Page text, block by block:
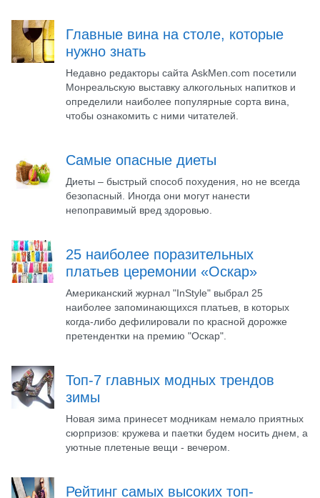
Главные вина на столе, которые
нужно знать
Недавно редакторы сайта AskMen.com посетили
Монреальскую выставку алкогольных напитков и
определили наиболее популярные сорта вина,
чтобы ознакомить с ними читателей.
Самые опасные диеты
Диеты – быстрый способ похудения, но не всегда
безопасный. Иногда они могут нанести
непоправимый вред здоровью.
25 наиболее поразительных
платьев церемонии «Оскар»
Американский журнал "InStyle" выбрал 25
наиболее запоминающихся платьев, в которых
когда-либо дефилировали по красной дорожке
претендентки на премию "Оскар".
Топ-7 главных модных трендов
зимы
Новая зима принесет модникам немало приятных
сюрпризов: кружева и паетки будем носить днем, а
уютные плетеные вещи - вечером.
Рейтинг самых высоких топ-